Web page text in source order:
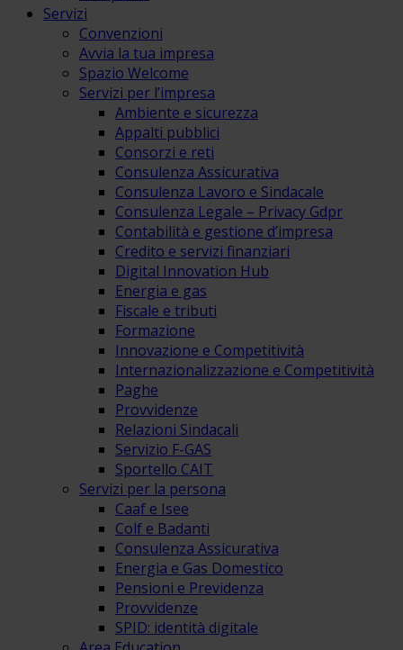
Servizi
Convenzioni
Avvia la tua impresa
Spazio Welcome
Servizi per l’impresa
Ambiente e sicurezza
Appalti pubblici
Consorzi e reti
Consulenza Assicurativa
Consulenza Lavoro e Sindacale
Consulenza Legale – Privacy Gdpr
Contabilità e gestione d’impresa
Credito e servizi finanziari
Digital Innovation Hub
Energia e gas
Fiscale e tributi
Formazione
Innovazione e Competitività
Internazionalizzazione e Competitività
Paghe
Provvidenze
Relazioni Sindacali
Servizio F-GAS
Sportello CAIT
Servizi per la persona
Caaf e Isee
Colf e Badanti
Consulenza Assicurativa
Energia e Gas Domestico
Pensioni e Previdenza
Provvidenze
SPID: identità digitale